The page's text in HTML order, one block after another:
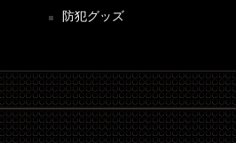
防犯グッズ